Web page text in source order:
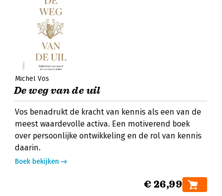
Michel Vos
De weg van de uil
Vos benadrukt de kracht van kennis als een van de
meest waardevolle activa. Een motiverend boek
over persoonlijke ontwikkeling en de rol van kennis
daarin.
Boek bekijken
€ 26,99